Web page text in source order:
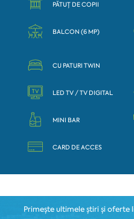
PĂTUȚ DE COPII
BALCON (6 MP)
CU PATURI TWIN
LED TV / TV DIGITAL
MINI BAR
CARD DE ACCES
Primește ultimele știri și